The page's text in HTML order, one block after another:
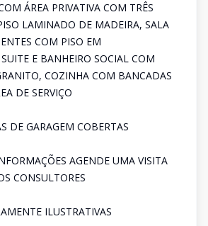
ÁREA PRIVATIVA COM TRÊS
LAMINADO DE MADEIRA, SALA
COM PISO EM
E BANHEIRO SOCIAL COM
COZINHA COM BANCADAS
DE SERVIÇO
DE GARAGEM COBERTAS
AGENDE UMA VISITA
CONSULTORES
ILUSTRATIVAS